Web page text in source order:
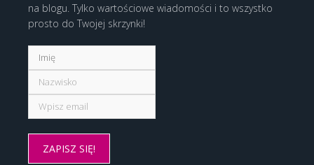
na blogu. Tylko wartościowe wiadomości i to wszystko
prosto do Twojej skrzynki!